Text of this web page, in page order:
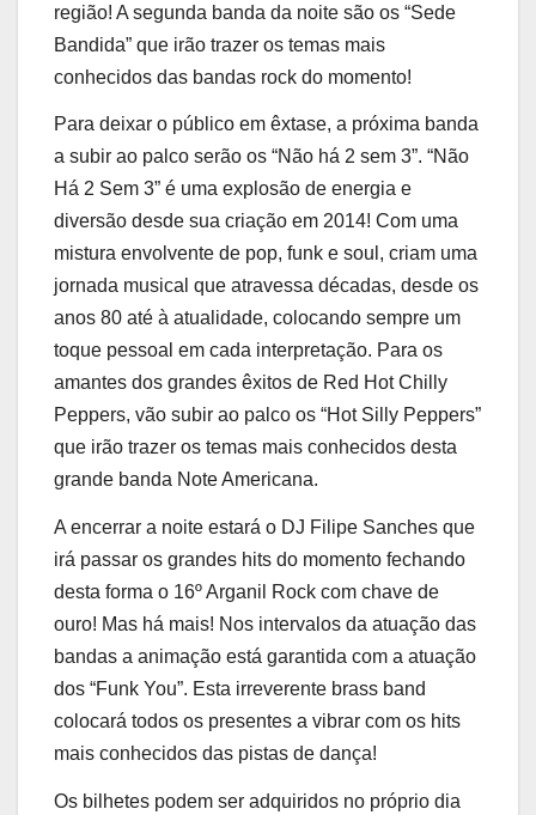
região! A segunda banda da noite são os “Sede
Bandida” que irão trazer os temas mais
conhecidos das bandas rock do momento!
Para deixar o público em êxtase, a próxima banda
a subir ao palco serão os “Não há 2 sem 3”. “Não
Há 2 Sem 3” é uma explosão de energia e
diversão desde sua criação em 2014! Com uma
mistura envolvente de pop, funk e soul, criam uma
jornada musical que atravessa décadas, desde os
anos 80 até à atualidade, colocando sempre um
toque pessoal em cada interpretação. Para os
amantes dos grandes êxitos de Red Hot Chilly
Peppers, vão subir ao palco os “Hot Silly Peppers”
que irão trazer os temas mais conhecidos desta
grande banda Note Americana.
A encerrar a noite estará o DJ Filipe Sanches que
irá passar os grandes hits do momento fechando
desta forma o 16º Arganil Rock com chave de
ouro! Mas há mais! Nos intervalos da atuação das
bandas a animação está garantida com a atuação
dos “Funk You”. Esta irreverente brass band
colocará todos os presentes a vibrar com os hits
mais conhecidos das pistas de dança!
Os bilhetes podem ser adquiridos no próprio dia